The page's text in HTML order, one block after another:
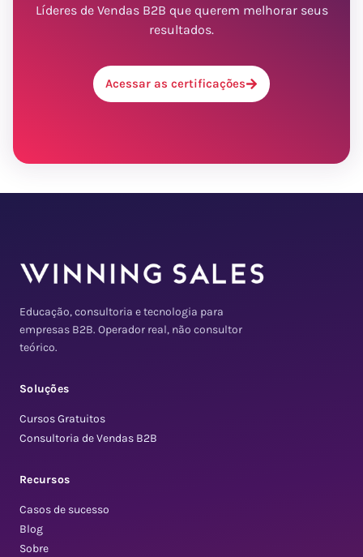
Líderes de Vendas B2B que querem melhorar seus
resultados.
Acessar as certificações
Educação, consultoria e tecnologia para
empresas B2B. Operador real, não consultor
teórico.
Soluções
Cursos Gratuitos
Consultoria de Vendas B2B
Recursos
Casos de sucesso
Blog
Sobre